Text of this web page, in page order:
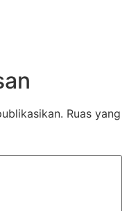
Ruas yang